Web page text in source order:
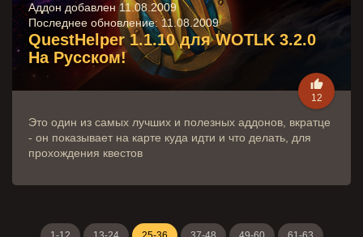
Аддон добавлен 11.08.2009
Последнее обновление:11.08.2009
QuestHelper 1.1.10 для WOTLK 3.2.0
На Русском!

12
Это один из самых лучших и полезных аддонов, вкратце
- он показывает на карте куда идти и что делать, для
прохождения квестов